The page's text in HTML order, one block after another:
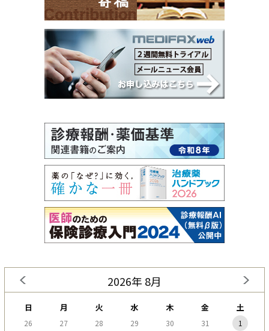
2026年 8月
日 月 火 水 木 金 土
26 27 28 29 30 31
1